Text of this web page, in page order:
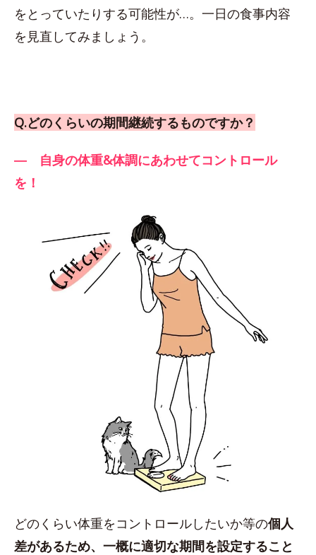
をとっていたりする可能性が…。一日の食事内容
を見直してみましょう。
Q.どのくらいの期間継続するものですか？
― 自身の体重&体調にあわせてコントロール
を！
どのくらい体重をコントロールしたいか等の個人
差があるため、一概に適切な期間を設定すること